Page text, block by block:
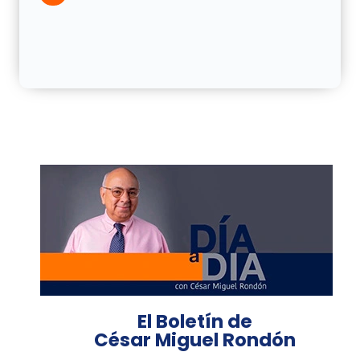
El Boletín de
César Miguel Rondón